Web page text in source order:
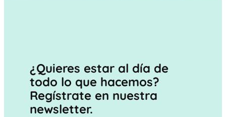
¿Quieres estar al día de
todo lo que hacemos?
Regístrate en nuestra
newsletter.